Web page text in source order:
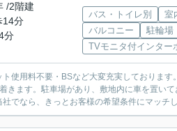
/2階建
14分
分
バス・トイレ別 室
バルコニー
駐輪場
TVモニタ付インター
使用料不要・BSなど大変充実しておりま
ます。駐車場があり、敷地内に車を置い
でなら、きっとお客様の希望条件にマッチ